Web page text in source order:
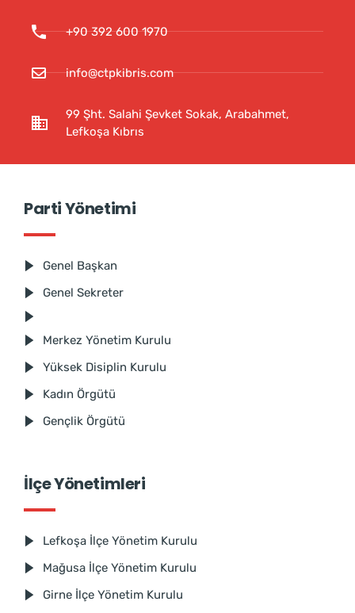
+90 392 600 1970
info@ctpkibris.com
99 Şht. Salahi Şevket Sokak, Arabahmet,
Lefkoşa Kıbrıs
Parti Yönetimi
Genel Başkan
Genel Sekreter
Merkez Yönetim Kurulu
Yüksek Disiplin Kurulu
Kadın Örgütü
Gençlik Örgütü
İlçe Yönetimleri
Lefkoşa İlçe Yönetim Kurulu
Mağusa İlçe Yönetim Kurulu
Girne İlçe Yönetim Kurulu